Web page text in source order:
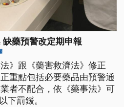
藥預警改定期申報
》跟《藥害救濟法》修正
重點包括必要藥品由預警通
者不配合，依《藥事法》可
下罰鍰。